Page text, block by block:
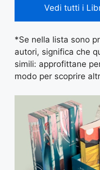
Vedi tutti i
*Se nella lista sono
autori, significa che
simili: approfittane
modo per scoprire